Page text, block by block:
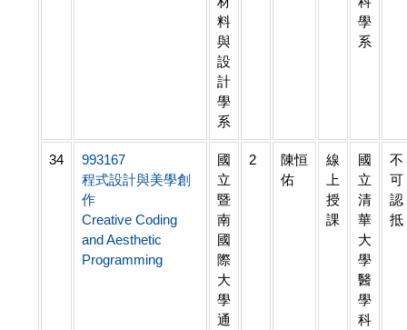
料
與
設
計
學
系
學
系
34
993167
程式設計與美學創
作
Creative Coding
and Aesthetic
Programming
國
立
暨
南
國
際
大
學
通
2
陳恒
佑
線
上
授
課
國
立
清
華
大
學
醫
學
科
不
可
認
抵